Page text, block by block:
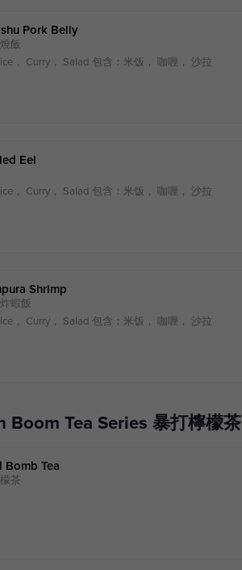
Pork Belly
飯
， Curry， Salad 包含：米饭， 咖喱， 沙拉
Eel
， Curry， Salad 包含：米饭， 咖喱， 沙拉
Shrimp
蝦飯
， Curry， Salad 包含：米饭， 咖喱， 沙拉
Boom Tea Series 暴打檸檬茶
Bomb Tea
茶